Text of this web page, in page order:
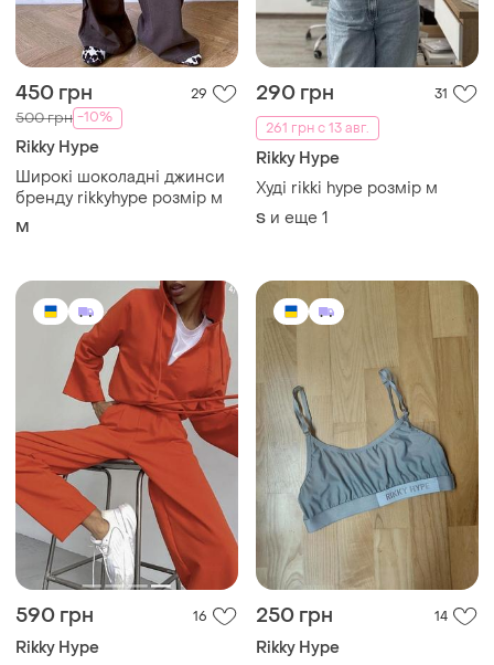
450 грн 29
500 грн -10%
Rikky Hype
Широкі шоколадні джинси
бренду rikkyhype розмір м
M
290 грн
31
261 грн с 13 авг.
Rikky Hype
Худі rikki hype розмір м
S и еще 1
590 грн 16
Rikky Hype
250 грн 14
Rikky Hype